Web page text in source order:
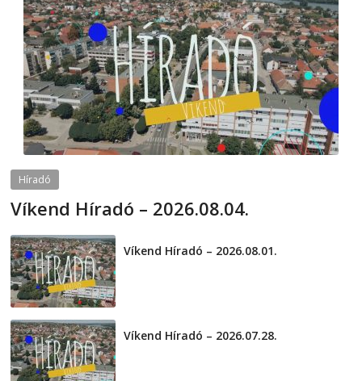
Híradó
Víkend Híradó – 2026.08.04.
Víkend Híradó – 2026.08.01.
Víkend Híradó – 2026.07.28.